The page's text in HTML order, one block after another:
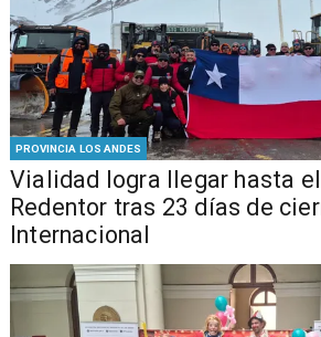
PROVINCIA LOS ANDES
Vialidad logra llegar hasta
Redentor tras 23 días de
Internacional